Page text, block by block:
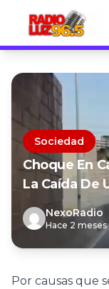
Sociedad
Choque En
La Caída De
NexoRadio
Hace 2 meses
Por causas que